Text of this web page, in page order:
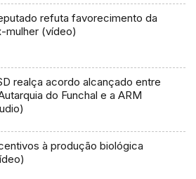
refuta favorecimento da
mulher (vídeo)
realça acordo alcançado entre
do Funchal e a ARM
à produção biológica